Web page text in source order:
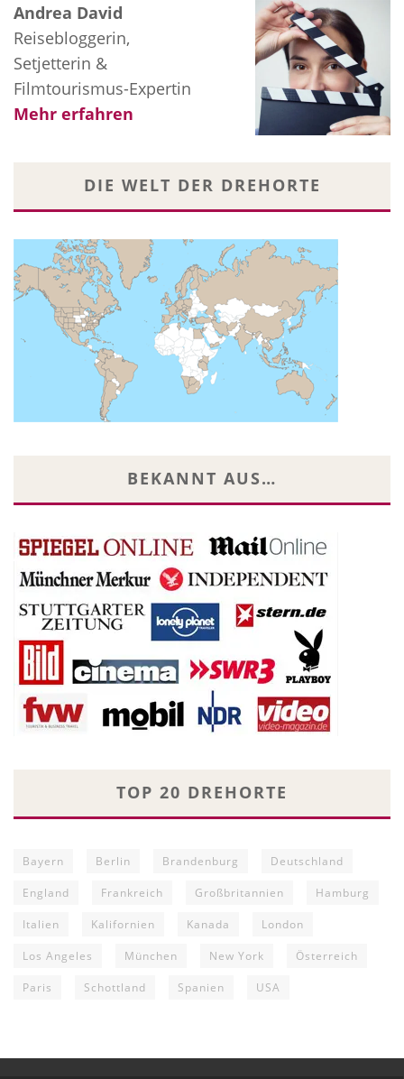
Andrea David
Reisebloggerin,
Setjetterin &
Filmtourismus-Expertin
Mehr erfahren
DIE WELT DER DREHORTE
BEKANNT AUS…
TOP 20 DREHORTE
Bayern Berlin Brandenburg Deutschland
England Frankreich Großbritannien Hamburg
Italien Kalifornien Kanada London
Los Angeles München New York Österreich
Paris Schottland Spanien USA